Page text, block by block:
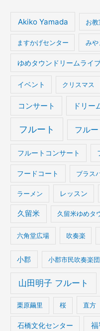
Akiko Yamada お
ますかげセンター みや
ゆめタウンドリームライ
イベント クリスマス
コンサート ドリー
フルート フル
フルートコンサート
フードコート ブラス
ラーメン レッスン
久留米 久留米ゆめタ
六角堂広場 吹奏楽
小郡 小郡市民吹奏楽団
山田明子 フルート
栗原繭里 桜 直方
石橋文化センター 福